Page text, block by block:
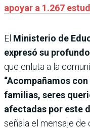
apoyar a 1.267
El Ministerio de
expresó su
que enluta a la
“Acompañamos
familias, seres
afectadas por este
señala el mensaje de